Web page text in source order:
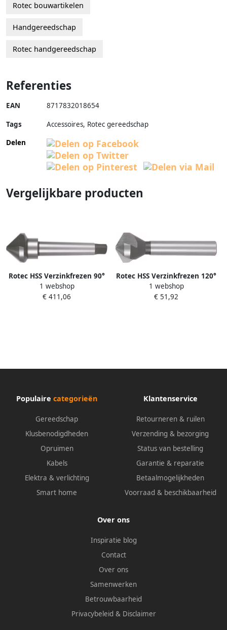
Rotec bouwartikelen
Handgereedschap
Rotec handgereedschap
Referenties
EAN 8717832018654
Tags
Accessoires, Rotec gereedschap
Delen
Vergelijkbare producten
Rotec HSS Verzinkfrezen 90°
3 snijk. DIN 335 D 80 0
4018000
1 webshop
€ 411,06
Rotec HSS Verzinkfrezen 120°
3 snijk. DIN 335 C 25 0
4092500
1 webshop
€ 51,92
Populaire categorieën
Gereedschap
Klusbenodigdheden
Opruimen
Kabels
Elektra & verlichting
Smart home
Klantenservice
Retourneren & ruilen
Verzending & bezorging
Status van bestelling
Garantie & reparatie
Betaalmogelijkheden
Voorraad & beschikbaarheid
Over ons
Inspiratie blog
Contact
Over ons
Samenwerken
Betrouwbaarheid
Privacybeleid & Disclaimer